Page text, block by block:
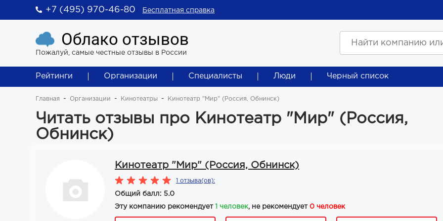
+7 (495) 970-46-80 Бесплатная справка
Облако отзывов
Пожалуй, самые честные отзывы в России
Рейтинги Организации Специалисты Люди Черный список
Главная Организации Кинотеатры Кинотеатр "Мир" (Россия, Обнинск)
Читать отзывы про Кинотеатр "Мир" (Россия,
Обнинск)
Кинотеатр "Мир" (Россия, Обнинск)
1 отзыва(ов):
Общий балл: 5.0
Эту компанию рекомендует 1 человек, не рекомендует 0 человек